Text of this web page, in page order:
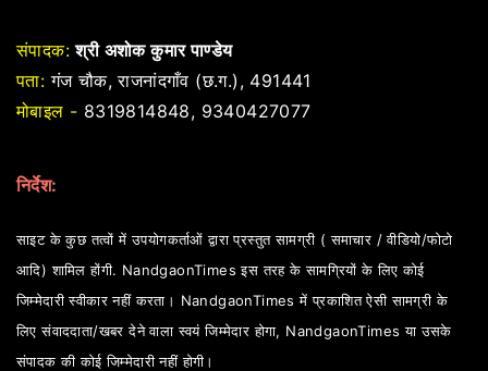
संपादक: श्री अशोक कुमार पाण्डेय
पता: गंज चौक, राजनांदगाँव (छ.ग.), 491441
मोबाइल - 8319814848, 9340427077
निर्देश:
साइट के कुछ तत्वों में उपयोगकर्ताओं द्वारा प्रस्तुत सामग्री ( समाचार / वीडियो/फोटो
आदि) शामिल होंगी. NandgaonTimes इस तरह के सामग्रियों के लिए कोई
जिम्मेदारी स्वीकार नहीं करता। NandgaonTimes में प्रकाशित ऐसी सामग्री के
लिए संवाददाता/खबर देने वाला स्वयं जिम्मेदार होगा, NandgaonTimes या उसके
संपादक की कोई जिम्मेदारी नहीं होगी।